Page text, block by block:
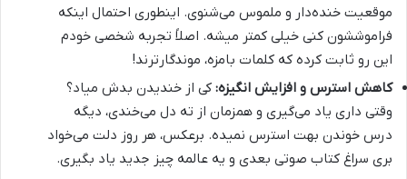
موقعیت خنده‌دار و ملموس می‌شنوی. اینطوری احتمال اینکه
فراموششون کنی خیلی کمتر میشه. اصلاً تجربه شخصی خودم
این رو ثابت کرده که کلمات بامزه، موندگارترند!
کاهش استرس و افزایش انگیزه: کی از خندیدن بدش میاد؟
وقتی داری یاد می‌گیری و همزمان از ته دل می‌خندی، دیگه
درس خوندن بهت استرس نمیده. برعکس، هر روز دلت می‌خواد
بری سراغ کتاب صوتی بعدی و یه عالمه چیز جدید یاد بگیری.